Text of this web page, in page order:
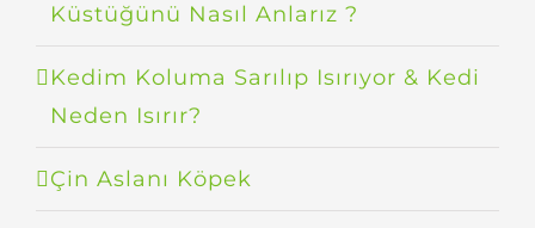
Küstüğünü Nasıl Anlarız ?
Kedim Koluma Sarılıp Isırıyor & Kedi
Neden Isırır?
Çin Aslanı Köpek